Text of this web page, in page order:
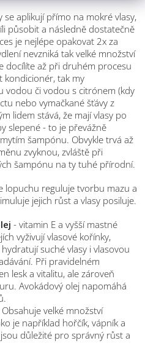
aplikují přímo na mokré vlasy,
působit a následně dostatečně
je nejlépe opakovat 2x za
nevzniká tak velké množství
docílíte až při druhém procesu
kondicionér, tak my
vodou či vodou s citrónem (kdy
nebo vymačkané šťávy z
lidem stává, že mají vlasy po
slepené - to je převážně
šampónu. Obvykle trvá až
zvyknou, zvláště při
šampónu na ty tuhé přírodní.
lopuchu reguluje tvorbu mazu a
jejich růst a vlasy posiluje.
- vitamin E a vyšší mastné
vyživují vlasové kořínky,
suché vlasy i vlasovou
Při pravidelném
lesk a vitalitu, ale zároveň
Avokádový olej napomáhá
velké množství
je například hořčík, vápník a
důležité pro správný růst a